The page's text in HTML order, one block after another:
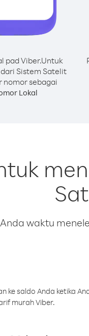
pad Viber.Untuk
Sistem Satelit
nomor sebagai
Lokal
waktu
ke saldo Anda ketika
murah Viber.